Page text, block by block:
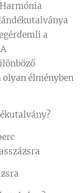
a
olyan élményben